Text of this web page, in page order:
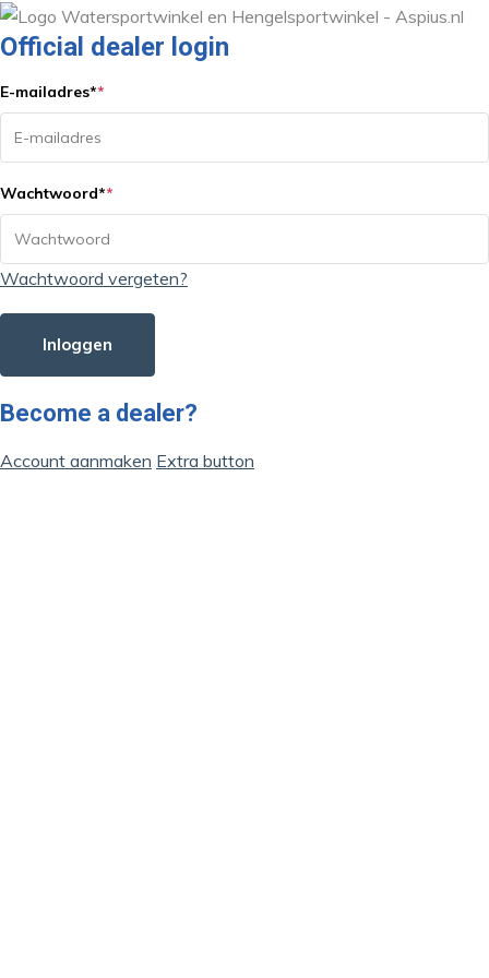
Official dealer login
E-mailadres**
Wachtwoord**
Wachtwoord vergeten?
Inloggen
Become a dealer?
Account aanmaken Extra button